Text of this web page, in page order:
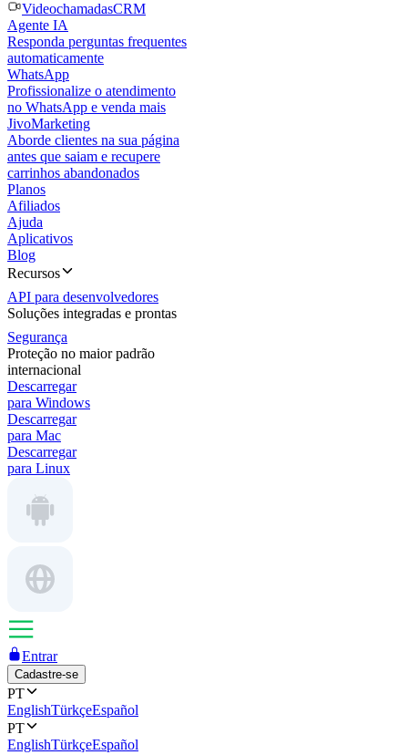
VideochamadasCRM
Agente IA
Responda perguntas frequentes
automaticamente
WhatsApp
Profissionalize o atendimento
no WhatsApp e venda mais
JivoMarketing
Aborde clientes na sua página
antes que saiam e recupere
carrinhos abandonados
Planos
Afiliados
Ajuda
Aplicativos
Blog
Recursos
API para desenvolvedores
Soluções integradas e prontas
Segurança
Proteção no maior padrão
internacional
Descarregar
para Windows
Descarregar
para Mac
Descarregar
para Linux
Entrar
Cadastre-se
PT
EnglishTürkçeEspañol
PT
EnglishTürkçeEspañol